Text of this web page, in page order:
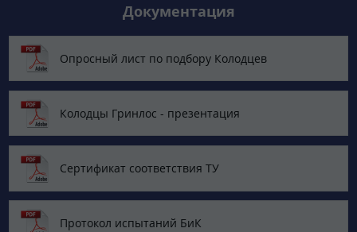
Документация
Опросный лист по подбору Колодцев
Колодцы Гринлос - презентация
Сертификат соответствия ТУ
Протокол испытаний БиК